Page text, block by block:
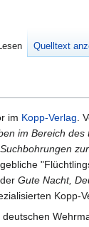
im Kopp-Verlag.
im Bereich
Gute Nacht,
Kopp-
Quelltext